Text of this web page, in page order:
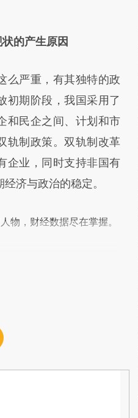
的产生原因
严重，有其独特的政
初期阶段，我国采用了
和民企之间、计划和市
轨制政策。双轨制改革
企业，同时支持非国有
济与政治的稳定。
物，财经数据尽在掌握。